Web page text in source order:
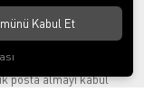
posta almayı kabul
Kabul Et